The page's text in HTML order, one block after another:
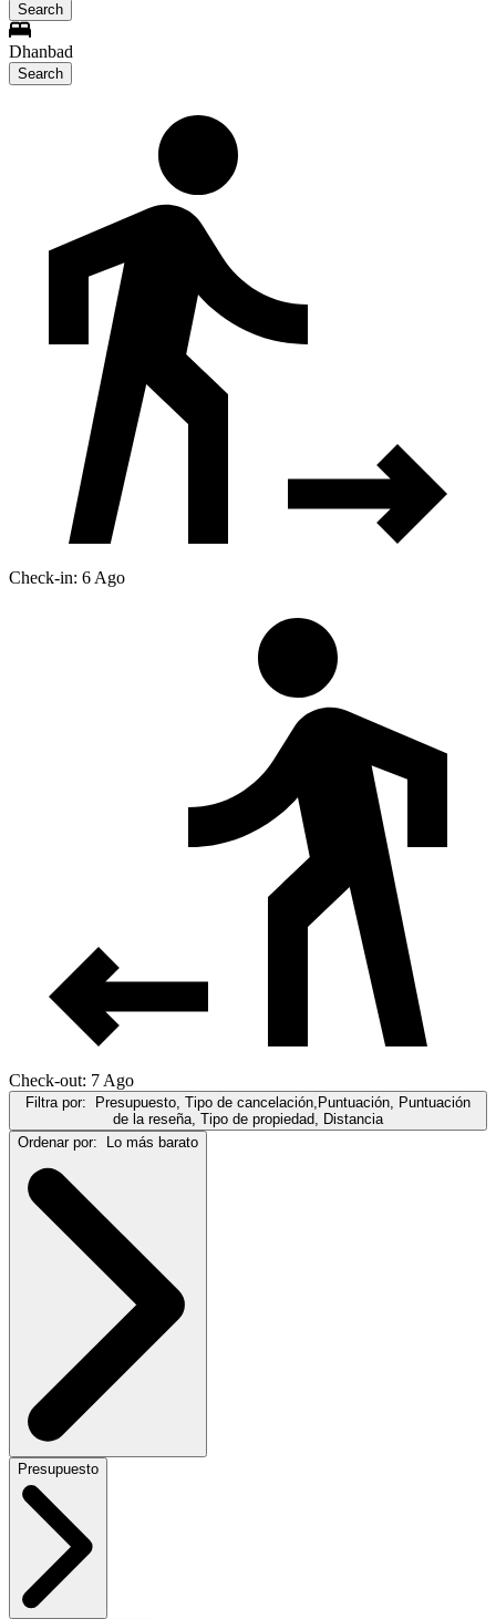
Search
Dhanbad
Search
Check-in: 6 Ago
Check-out: 7 Ago
Filtra por: Presupuesto, Tipo de cancelación,Puntuación, Puntuación
de la reseña, Tipo de propiedad, Distancia
Ordenar por: Lo más barato
Presupuesto